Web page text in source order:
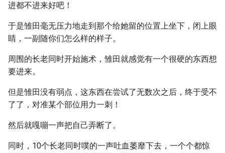
进都不进来好吧！
于是雏田毫无压力地走到那个给她留的位置上坐下，闭上眼
睛，一副随你们怎么样的样子。
周围的长老同时开始施术，雏田就感觉有一个很硬的东西想
要进来。
但是雏田没有弱点，这东西在尝试了无数次之后，终于受不
了了，对准某个部位用力一刺！
然后就嘎嘣一声把自己弄断了。
同时，10个长老同时噗的一声吐血萎靡下去，一个个都惊